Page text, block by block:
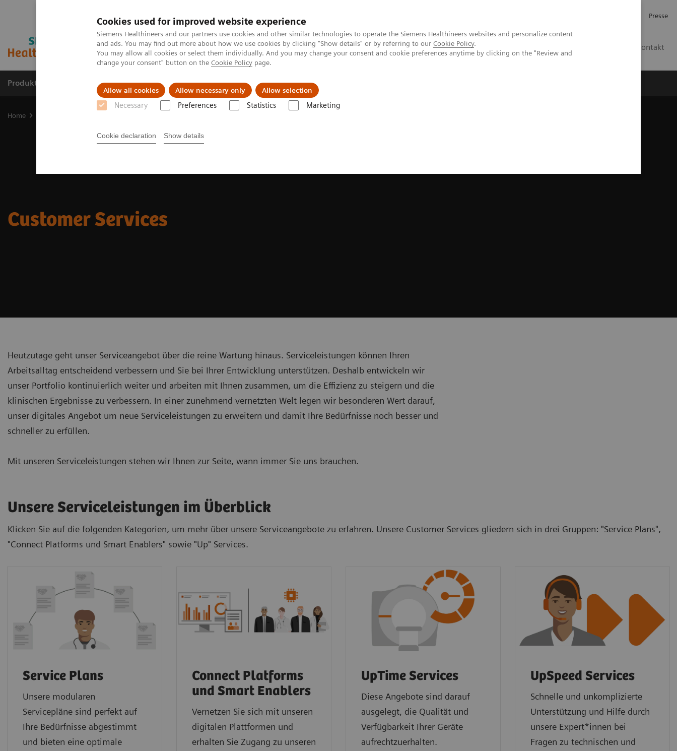
Cookies used for improved website experience
Siemens Healthineers and our partners use cookies and other similar technologies to operate the Siemens Healthineers websites and personalize content
and ads. You may find out more about how we use cookies by clicking "Show details" or by referring to our Cookie Policy.
You may allow all cookies or select them individually. And you may change your consent and cookie preferences anytime by clicking on the "Review and
change your consent" button on the Cookie Policy page.
Allow all cookies Allow necessary only Allow selection
Necessary Preferences Statistics Marketing
Cookie declaration Show details
Presse
Kontakt
Produkte & Services Fachbereiche News & Events Über uns
Home
Customer Services
Heutzutage geht unser Serviceangebot über die reine Wartung hinaus. Serviceleistungen können Ihren
Arbeitsalltag entscheidend verbessern und Sie bei Ihrer Entwicklung unterstützen. Deshalb entwickeln wir
unser Portfolio kontinuierlich weiter und arbeiten mit Ihnen zusammen, um die Effizienz zu steigern und die
klinischen Ergebnisse zu verbessern. In einer zunehmend vernetzten Welt legen wir besonderen Wert darauf,
unser digitales Angebot um neue Serviceleistungen zu erweitern und damit Ihre Bedürfnisse noch besser und
schneller zu erfüllen.
Mit unseren Serviceleistungen stehen wir Ihnen zur Seite, wann immer Sie uns brauchen.
Unsere Serviceleistungen im Überblick
Klicken Sie auf die folgenden Kategorien, um mehr über unsere Serviceangebote zu erfahren. Unsere Customer Services gliedern sich in drei Gruppen: "Service Plans",
"Connect Platforms und Smart Enablers" sowie "Up" Services.
Service Plans
Unsere modularen
Servicepläne sind perfekt auf
Ihre Bedürfnisse abgestimmt
und bieten eine optimale
Connect Platforms
und Smart Enablers
Vernetzen Sie sich mit unseren
digitalen Plattformen und
erhalten Sie Zugang zu unseren
UpTime Services
Diese Angebote sind darauf
ausgelegt, die Qualität und
Verfügbarkeit Ihrer Geräte
aufrechtzuerhalten.
UpSpeed Services
Schnelle und unkomplizierte
Unterstützung und Hilfe durch
unsere Expert*innen bei
Fragen zu technischen und